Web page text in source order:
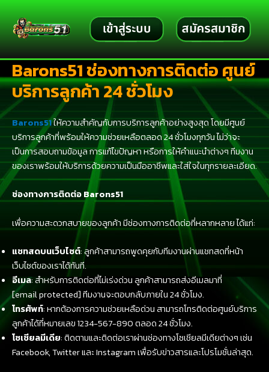
Skip
to
content
Barons51 ช่องทางการติดต่อ ศูนย์
บริการลูกค้า 24 ชั่วโมง
Barons51ให้ความสำคัญกับการบริการลูกค้าอย่างสูงสุด โดยมีศูนย์
บริการลูกค้าที่พร้อมให้ความช่วยเหลือตลอด 24 ชั่วโมงทุกวัน ไม่ว่าจะ
เป็นการสอบถามข้อมูล การแก้ไขปัญหา หรือการให้คำแนะนำต่างๆ ทีมงาน
ของเราพร้อมให้บริการด้วยความเป็นมืออาชีพและใส่ใจในทุกรายละเอียด.
ช่องทางการติดต่อ Barons51
เพื่อความสะดวกสบายของลูกค้า มีช่องทางการติดต่อที่หลากหลาย ได้แก่:
แชทสดบนเว็บไซต์: ลูกค้าสามารถพูดคุยกับทีมงานผ่านแชทสดที่หน้า
เว็บไซต์ของเราได้ทันที.
อีเมล: สำหรับการติดต่อที่ไม่เร่งด่วน ลูกค้าสามารถส่งอีเมลมาที่
[email protected] ทีมงานจะตอบกลับภายใน 24 ชั่วโมง.
โทรศัพท์: หากต้องการความช่วยเหลือด่วน สามารถโทรติดต่อศูนย์บริการ
ลูกค้าได้ที่หมายเลข 1234-567-890 ตลอด 24 ชั่วโมง.
โซเชียลมีเดีย: ติดตามและติดต่อเราผ่านช่องทางโซเชียลมีเดียต่างๆ เช่น
Facebook, Twitter และ Instagram เพื่อรับข่าวสารและโปรโมชั่นล่าสุด.